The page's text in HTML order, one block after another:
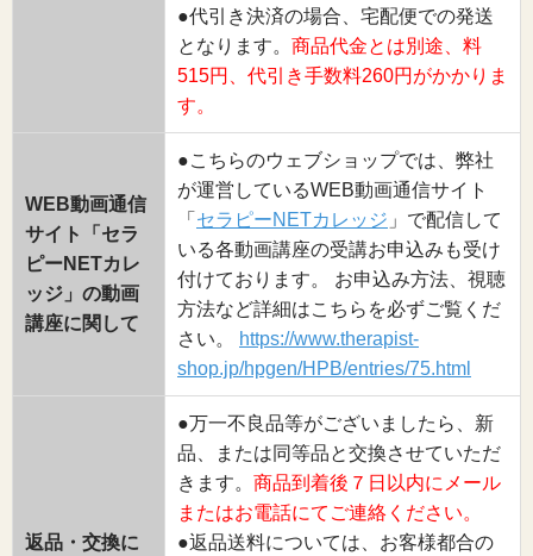
●代引き決済の場合、宅配便での発送
となります。 商品代金とは別途、料
515円、代引き手数料260円がかかりま
す。
WEB動画通信
サイト「セラ
ピーNETカレ
ッジ」の動画
講座に関して
●こちらのウェブショップでは、弊社
が運営しているWEB動画通信サイト
「 セラピーNETカレッジ 」で配信して
いる各動画講座の受講お申込みも受け
付けております。 お申込み方法、視聴
方法など詳細はこちらを必ずご覧くだ
さい。
https://www.therapist-
shop.jp/hpgen/HPB/entries/75.html
返品・交換に
●万一不良品等がございましたら、新
品、または同等品と交換させていただ
きます。 商品到着後７日以内にメール
またはお電話にてご連絡ください。
●返品送料については、お客様都合の